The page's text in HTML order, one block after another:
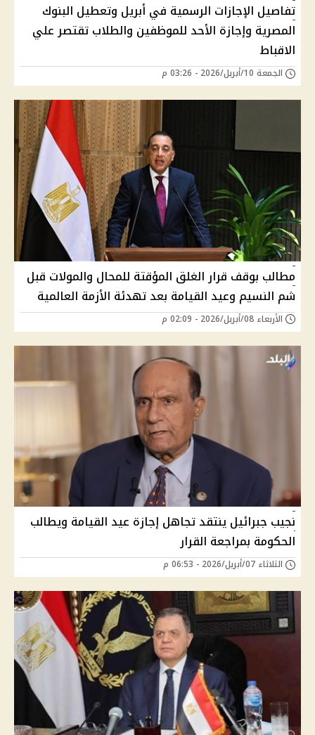
تفاصيل الإجازات الرسمية في أبريل وتعطيل البنوك
المصرية وإجازة الأحد للموظفين والطلاب تقتصر علي
الاقباط
الجمعة 10/أبريل/2026 - 03:26 م
مطالب بوقف قرار الغلق المؤقتة للمحال والمولات قبل
شم النسيم وعيد القيامة بعد تهدئة الأزمة العالمية
الأربعاء 08/أبريل/2026 - 02:09 م
نجيب جبرائيل ينتقد تجاهل إجازة عيد القيامة ويطالب
الحكومة بمراجعة القرار
الثلاثاء 07/أبريل/2026 - 06:53 م